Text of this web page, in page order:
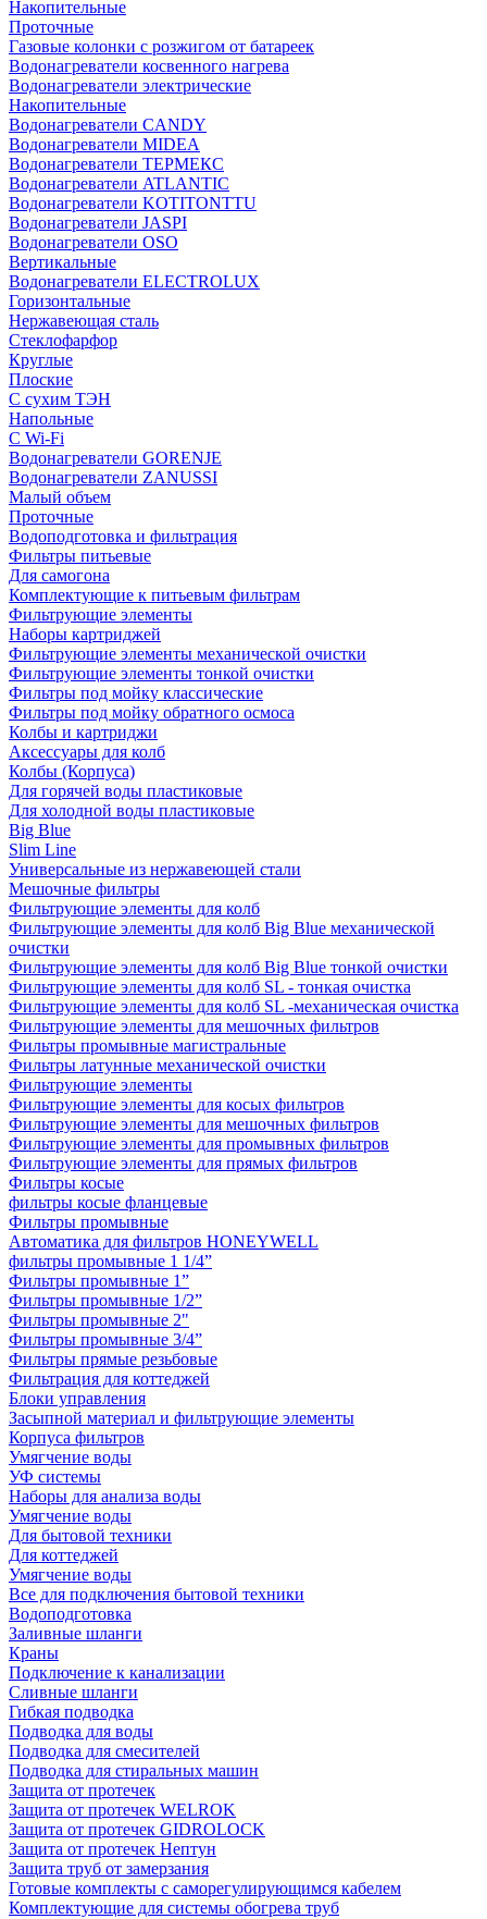
Накопительные
Проточные
Газовые колонки с розжигом от батареек
Водонагреватели косвенного нагрева
Водонагреватели электрические
Накопительные
Водонагреватели CANDY
Водонагреватели MIDEA
Водонагреватели ТЕРМЕКС
Водонагреватели ATLANTIC
Водонагреватели KOTITONTTU
Водонагреватели JASPI
Водонагреватели OSO
Вертикальные
Водонагреватели ELECTROLUX
Горизонтальные
Нержавеющая сталь
Стеклофарфор
Круглые
Плоские
С сухим ТЭН
Напольные
С Wi-Fi
Водонагреватели GORENJE
Водонагреватели ZANUSSI
Малый объем
Проточные
Водоподготовка и фильтрация
Фильтры питьевые
Для самогона
Комплектующие к питьевым фильтрам
Фильтрующие элементы
Наборы картриджей
Фильтрующие элементы механической очистки
Фильтрующие элементы тонкой очистки
Фильтры под мойку классические
Фильтры под мойку обратного осмоса
Колбы и картриджи
Аксессуары для колб
Колбы (Корпуса)
Для горячей воды пластиковые
Для холодной воды пластиковые
Big Blue
Slim Line
Универсальные из нержавеющей стали
Мешочные фильтры
Фильтрующие элементы для колб
Фильтрующие элементы для колб Big Blue механической
очистки
Фильтрующие элементы для колб Big Blue тонкой очистки
Фильтрующие элементы для колб SL - тонкая очистка
Фильтрующие элементы для колб SL -механическая очистка
Фильтрующие элементы для мешочных фильтров
Фильтры промывные магистральные
Фильтры латунные механической очистки
Фильтрующие элементы
Фильтрующие элементы для косых фильтров
Фильтрующие элементы для мешочных фильтров
Фильтрующие элементы для промывных фильтров
Фильтрующие элементы для прямых фильтров
Фильтры косые
фильтры косые фланцевые
Фильтры промывные
Автоматика для фильтров HONEYWELL
фильтры промывные 1 1/4”
Фильтры промывные 1”
Фильтры промывные 1/2”
Фильтры промывные 2"
Фильтры промывные 3/4”
Фильтры прямые резьбовые
Фильтрация для коттеджей
Блоки управления
Засыпной материал и фильтрующие элементы
Корпуса фильтров
Умягчение воды
УФ системы
Наборы для анализа воды
Умягчение воды
Для бытовой техники
Для коттеджей
Умягчение воды
Все для подключения бытовой техники
Водоподготовка
Заливные шланги
Краны
Подключение к канализации
Сливные шланги
Гибкая подводка
Подводка для воды
Подводка для смесителей
Подводка для стиральных машин
Защита от протечек
Защита от протечек WELROK
Защита от протечек GIDROLOCK
Защита от протечек Нептун
Защита труб от замерзания
Готовые комплекты с саморегулирующимся кабелем
Комплектующие для системы обогрева труб